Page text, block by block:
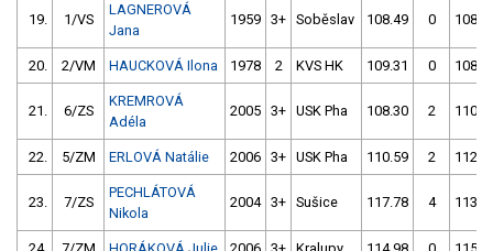
19. 1/VS
LAGNEROVÁ
Jana
1959 3+ Soběslav 108.49 0
20. 2/VM HAUCKOVÁ Ilona 1978 2 KVS HK 109.31 0
21. 6/ZS
KREMROVÁ
Adéla
2005 3+ USK Pha 108.30 2
22. 5/ZM ERLOVÁ Natálie 2006 3+ USK Pha 110.59 2
23. 7/ZS
PECHLÁTOVÁ
Nikola
2004 3+ Sušice 117.78 4